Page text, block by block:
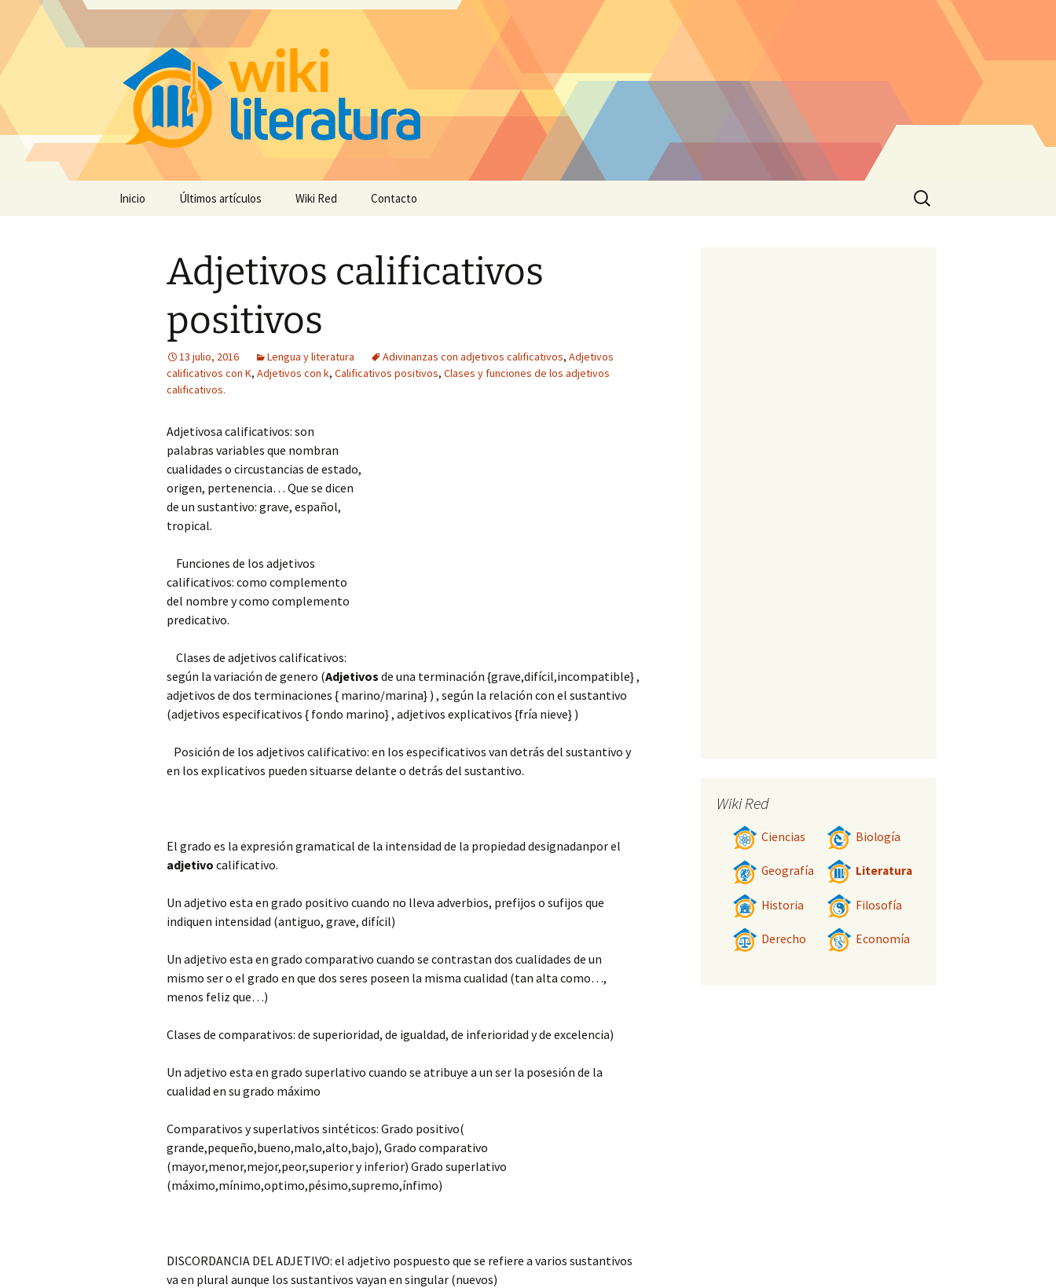
Inicio Últimos artículos Wiki Red Contacto
Buscar:
Adjetivos calificativos
positivos
13 julio, 2016 Lengua y literatura Adivinanzas con adjetivos calificativos, Adjetivos
calificativos con K, Adjetivos con k, Calificativos positivos, Clases y funciones de los adjetivos
calificativos.
Adjetivosa calificativos: son
palabras variables que nombran
cualidades o circustancias de estado,
origen, pertenencia… Que se dicen
de un sustantivo: grave, español,
tropical.
Funciones de los adjetivos
calificativos: como complemento
del nombre y como complemento
predicativo.
Clases de adjetivos calificativos:
según la variación de genero (Adjetivos de una terminación {grave,difícil,incompatible} ,
adjetivos de dos terminaciones { marino/marina} ) , según la relación con el sustantivo
(adjetivos especificativos { fondo marino} , adjetivos explicativos {fría nieve} )
Posición de los adjetivos calificativo: en los especificativos van detrás del sustantivo y
en los explicativos pueden situarse delante o detrás del sustantivo.
El grado es la expresión gramatical de la intensidad de la propiedad designadanpor el
adjetivo calificativo.
Un adjetivo esta en grado positivo cuando no lleva adverbios, prefijos o sufijos que
indiquen intensidad (antiguo, grave, difícil)
Un adjetivo esta en grado comparativo cuando se contrastan dos cualidades de un
mismo ser o el grado en que dos seres poseen la misma cualidad (tan alta como…,
menos feliz que…)
Clases de comparativos: de superioridad, de igualdad, de inferioridad y de excelencia)
Un adjetivo esta en grado superlativo cuando se atribuye a un ser la posesión de la
cualidad en su grado máximo
Comparativos y superlativos sintéticos: Grado positivo(
grande,pequeño,bueno,malo,alto,bajo), Grado comparativo
(mayor,menor,mejor,peor,superior y inferior) Grado superlativo
(máximo,mínimo,optimo,pésimo,supremo,ínfimo)
DISCORDANCIA DEL ADJETIVO: el adjetivo pospuesto que se refiere a varios sustantivos
va en plural aunque los sustantivos vayan en singular (nuevos)
Wiki Red
Ciencias Biología
Geografía Literatura
Historia Filosofía
Derecho Economía